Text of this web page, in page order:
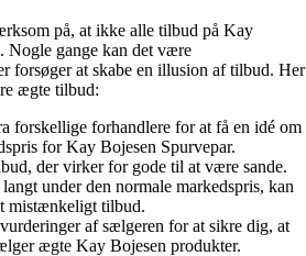
på, at ikke alle tilbud på Kay
Nogle gange kan det være
forsøger at skabe en illusion af tilbud. Her
ægte tilbud:
forskellige forhandlere for at få en idé om
for Kay Bojesen Spurvepar.
der virker for gode til at være sande.
under den normale markedspris, kan
mistænkeligt tilbud.
af sælgeren for at sikre dig, at
ægte Kay Bojesen produkter.